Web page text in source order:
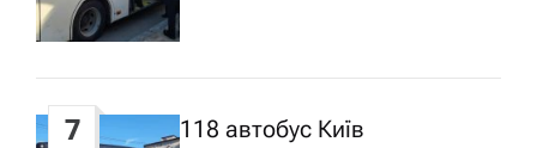
Р
:
7 118 автобус Київ